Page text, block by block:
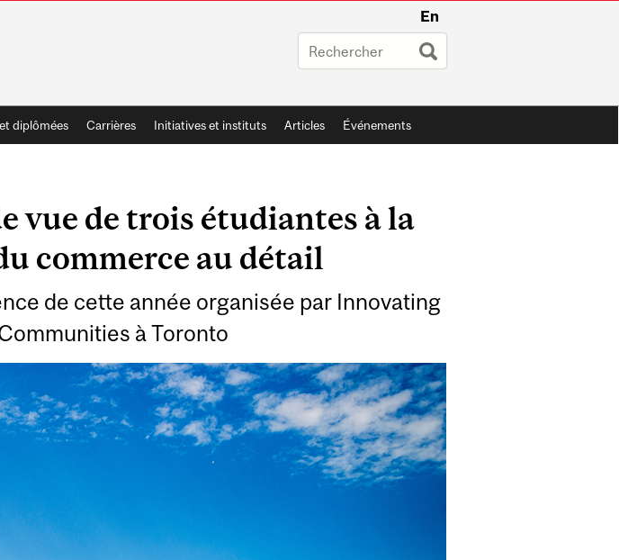
En
diplômées Carrières Initiatives et instituts Articles Événements
vue de trois étudiantes à la
commerce au détail
de cette année organisée par Innovating
à Toronto